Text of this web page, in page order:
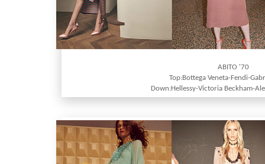
ABITO '70
Top:Bottega Veneta-Fendi-
Down:Hellessy-Victoria Beckham-